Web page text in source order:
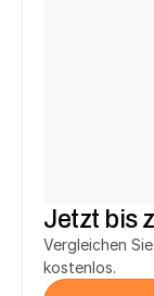
Jetzt bis
Vergleichen
kostenlos.